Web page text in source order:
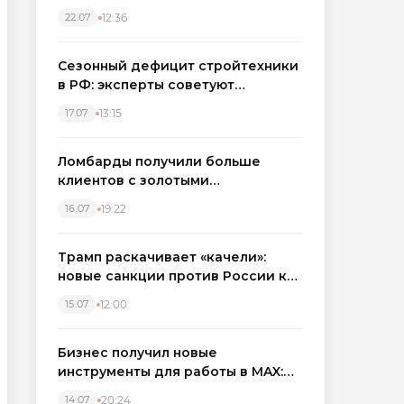
Западном регионе
22.07 12:36
Сезонный дефицит стройтехники
в РФ: эксперты советуют
17.07 13:15
Ломбарды получили больше
клиентов с золотыми
вырос на фоне подорожания
16.07 19:22
Трамп раскачивает «качели»:
новые санкции против России как
15.07 12:00
Бизнес получил новые
инструменты для работы в MAX:
14.07 20:24